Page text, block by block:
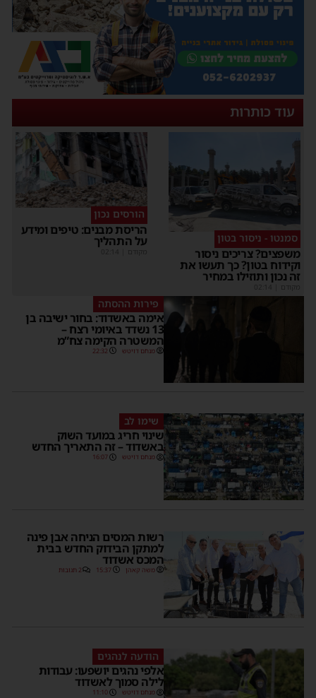
עוד כותרות
סמנטו - ניסור בטון
משפצים? צריכים ניסור
וקידוח בטון? כך תעשו את
זה נכון ותוזילו במחיר
מקודם
הורסים נכון
הריסת מבנים: טיפים ומידע
על התהליך
מקודם
פירות ההסתה
אימה באשדוד: בחור ישיבה בן
13 נשדד באיומי רצח –
המשטרה הקימה צח”מ
מנחם דויטש 22:32
שימו לב
שינוי חריג במועד השוק
באשדוד – זה התאריך החדש
מנחם דויטש 16:07
רשות המסים הניחה אבן פינה
למתקן הבידוק החדש בבית
המכס אשדוד
משה קאהן 15:37 2 תגובות
הודעה לנהגים
אלפי נהגים יושפעו: עבודות
לילה סמוך לאשדוד
מנחם דויטש 11:10